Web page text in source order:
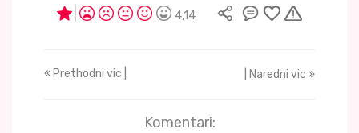
4,14
Prethodni vic | | Naredni vic
Komentari: